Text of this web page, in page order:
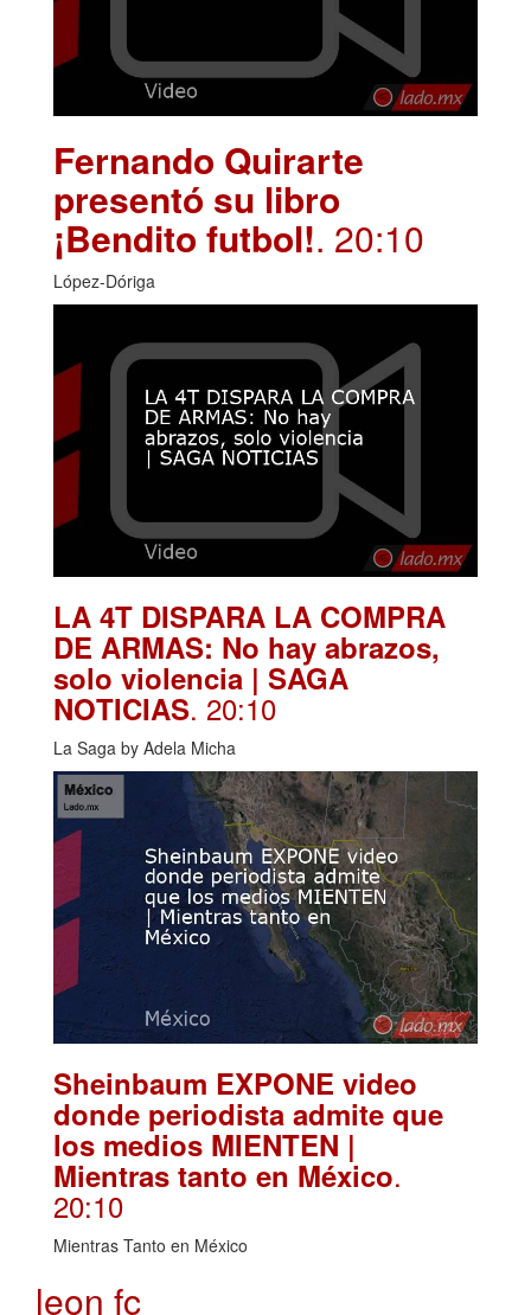
Fernando Quirarte
presentó su libro
¡Bendito futbol!. 20:10
López-Dóriga
LA 4T DISPARA LA COMPRA
DE ARMAS: No hay abrazos,
solo violencia | SAGA
NOTICIAS. 20:10
La Saga by Adela Micha
Sheinbaum EXPONE video
donde periodista admite que
los medios MIENTEN |
Mientras tanto en México.
20:10
Mientras Tanto en México
leon fc